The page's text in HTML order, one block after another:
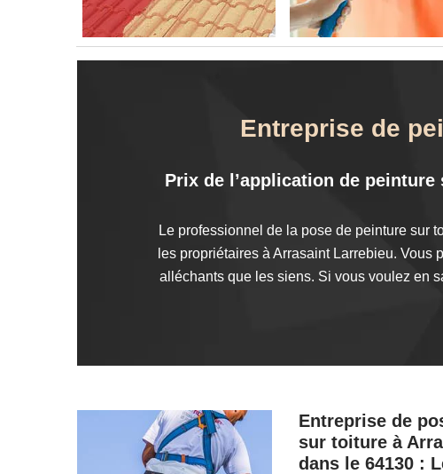
Entreprise de
Prix de l’application de
Le professionnel de la pose de peinture sur
les propriétaires à Arrasaint Larrebieu. Vous
alléchants que les siens. Si vous voulez en
Entreprise de
sur toiture à
dans le 64130 :